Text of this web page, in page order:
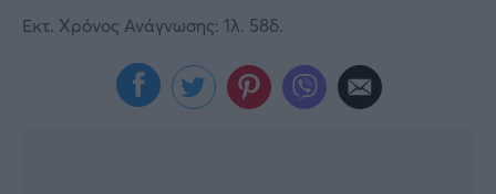
Εκτ. Χρόνος Ανάγνωσης: 1λ. 58δ.